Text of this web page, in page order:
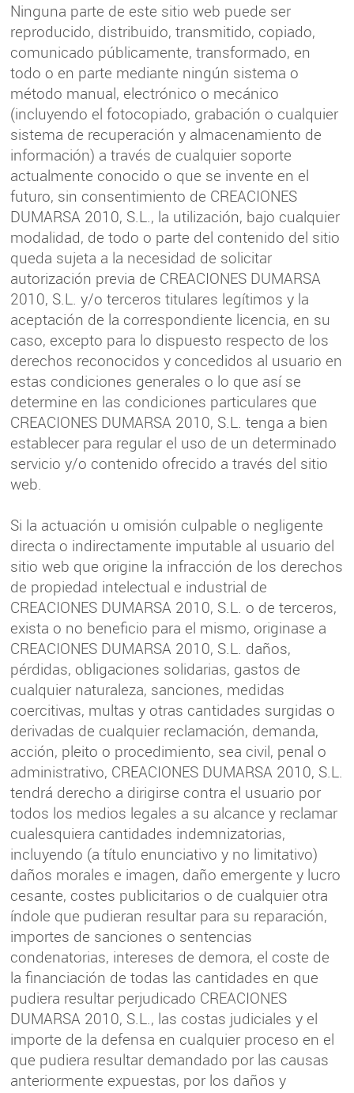
Ninguna parte de este sitio web puede ser
reproducido, distribuido, transmitido, copiado,
comunicado públicamente, transformado, en
todo o en parte mediante ningún sistema o
método manual, electrónico o mecánico
(incluyendo el fotocopiado, grabación o cualquier
sistema de recuperación y almacenamiento de
información) a través de cualquier soporte
actualmente conocido o que se invente en el
futuro, sin consentimiento de CREACIONES
DUMARSA 2010, S.L., la utilización, bajo cualquier
modalidad, de todo o parte del contenido del sitio
queda sujeta a la necesidad de solicitar
autorización previa de CREACIONES DUMARSA
2010, S.L. y/o terceros titulares legítimos y la
aceptación de la correspondiente licencia, en su
caso, excepto para lo dispuesto respecto de los
derechos reconocidos y concedidos al usuario en
estas condiciones generales o lo que así se
determine en las condiciones particulares que
CREACIONES DUMARSA 2010, S.L. tenga a bien
establecer para regular el uso de un determinado
servicio y/o contenido ofrecido a través del sitio
web.
Si la actuación u omisión culpable o negligente
directa o indirectamente imputable al usuario del
sitio web que origine la infracción de los derechos
de propiedad intelectual e industrial de
CREACIONES DUMARSA 2010, S.L. o de terceros,
exista o no beneficio para el mismo, originase a
CREACIONES DUMARSA 2010, S.L. daños,
pérdidas, obligaciones solidarias, gastos de
cualquier naturaleza, sanciones, medidas
coercitivas, multas y otras cantidades surgidas o
derivadas de cualquier reclamación, demanda,
acción, pleito o procedimiento, sea civil, penal o
administrativo, CREACIONES DUMARSA 2010, S.L.
tendrá derecho a dirigirse contra el usuario por
todos los medios legales a su alcance y reclamar
cualesquiera cantidades indemnizatorias,
incluyendo (a título enunciativo y no limitativo)
daños morales e imagen, daño emergente y lucro
cesante, costes publicitarios o de cualquier otra
índole que pudieran resultar para su reparación,
importes de sanciones o sentencias
condenatorias, intereses de demora, el coste de
la financiación de todas las cantidades en que
pudiera resultar perjudicado CREACIONES
DUMARSA 2010, S.L., las costas judiciales y el
importe de la defensa en cualquier proceso en el
que pudiera resultar demandado por las causas
anteriormente expuestas, por los daños y